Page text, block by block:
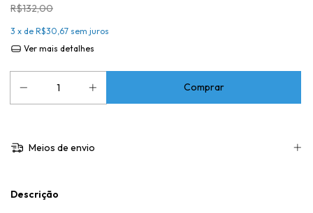
R$132,00
3 x de R$30,67 sem juros
Ver mais detalhes
Meios de envio
Descrição